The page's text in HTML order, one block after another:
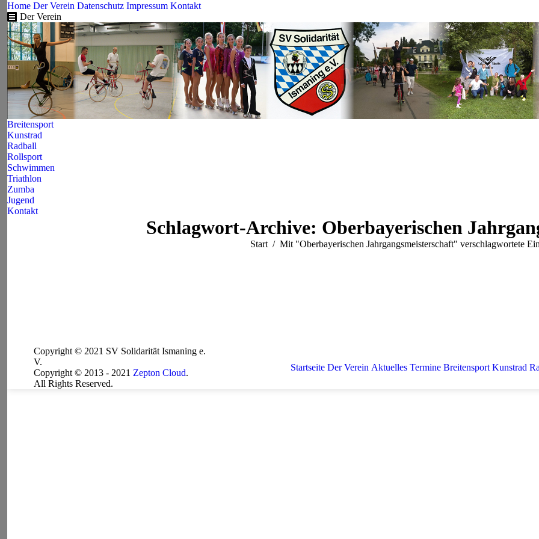
Home Der Verein Datenschutz Impressum Kontakt
Der Verein
Breitensport
Kunstrad
Radball
Rollsport
Schwimmen
Triathlon
Zumba
Jugend
Kontakt
Schlagwort-Archive: Oberbayerischen
Sie befinden sich hier:
Start Mit "Oberbayerischen Jahrgangsmeisterschaft" verschlagwortete
Copyright © 2021 SV Solidarität Ismaning e.
V.
Copyright © 2013 - 2021 Zepton Cloud.
All Rights Reserved.
Startseite Der Verein Aktuelles Termine Breitensport Kunstrad